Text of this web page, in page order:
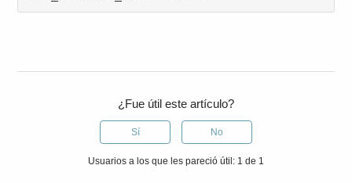
¿Fue útil este artículo?
Sí No
Usuarios a los que les pareció útil: 1 de 1